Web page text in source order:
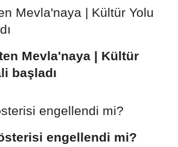
Mevla'naya | Kültür
başladı
engellendi mi?